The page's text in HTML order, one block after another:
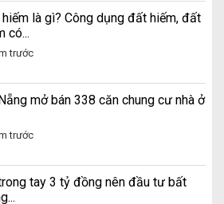
là gì? Công dụng đất hiếm, đất
có...
trước
mở bán 338 căn chung cư nhà ở
trước
tay 3 tỷ đồng nên đầu tư bất